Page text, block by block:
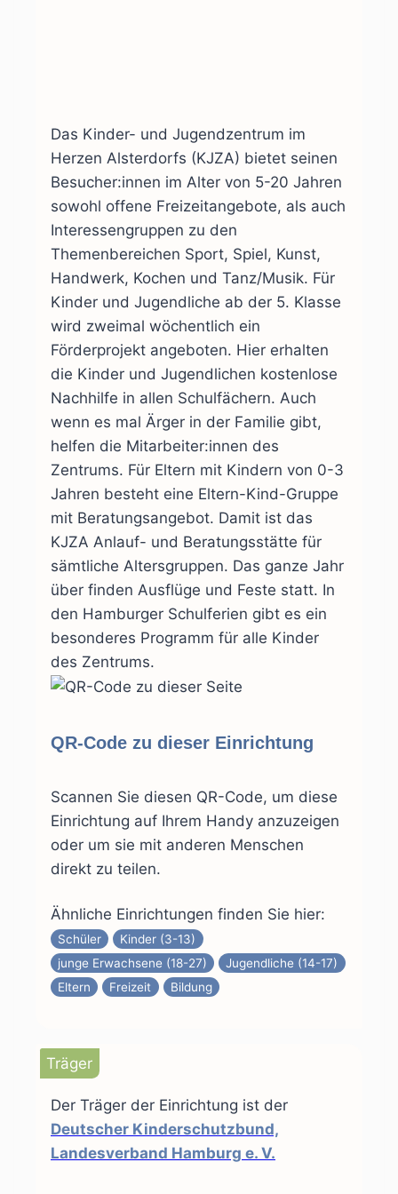
Das Kinder- und Jugendzentrum im
Herzen Alsterdorfs (KJZA) bietet seinen
Besucher:innen im Alter von 5-20 Jahren
sowohl offene Freizeitangebote, als auch
Interessengruppen zu den
Themenbereichen Sport, Spiel, Kunst,
Handwerk, Kochen und Tanz/Musik. Für
Kinder und Jugendliche ab der 5. Klasse
wird zweimal wöchentlich ein
Förderprojekt angeboten. Hier erhalten
die Kinder und Jugendlichen kostenlose
Nachhilfe in allen Schulfächern. Auch
wenn es mal Ärger in der Familie gibt,
helfen die Mitarbeiter:innen des
Zentrums. Für Eltern mit Kindern von 0-3
Jahren besteht eine Eltern-Kind-Gruppe
mit Beratungsangebot. Damit ist das
KJZA Anlauf- und Beratungsstätte für
sämtliche Altersgruppen. Das ganze Jahr
über finden Ausflüge und Feste statt. In
den Hamburger Schulferien gibt es ein
besonderes Programm für alle Kinder
des Zentrums.
QR-Code zu dieser Einrichtung
Scannen Sie diesen QR-Code, um diese
Einrichtung auf Ihrem Handy anzuzeigen
oder um sie mit anderen Menschen
direkt zu teilen.
Ähnliche Einrichtungen finden Sie hier:
Schüler
Kinder (3-13)
junge Erwachsene (18-27)
Jugendliche (14-17)
Eltern
Freizeit Bildung
Träger
Der Träger der Einrichtung ist der
Deutscher Kinderschutzbund,
Landesverband Hamburg e. V.